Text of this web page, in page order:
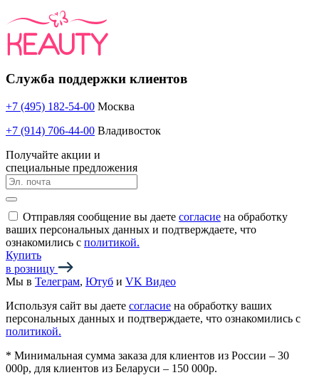
Служба поддержки клиентов
+7 (495) 182-54-00 Москва
+7 (914) 706-44-00 Владивосток
Получайте акции и
специальные предложения
Отправляя сообщение вы даете согласие на обработку
ваших персональных данных и подтверждаете, что
ознакомились с политикой.
Купить
в розницу
Мы в Телеграм, Ютуб и VK Видео
Используя сайт вы даете согласие на обработку ваших
персональных данных и подтверждаете, что ознакомились с
политикой.
* Минимальная сумма заказа для клиентов из России – 30
000р, для клиентов из Беларуси – 150 000р.